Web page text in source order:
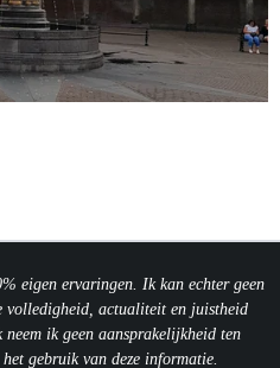
eigen ervaringen. Ik kan echter geen
volledigheid, actualiteit en juistheid
neem ik geen aansprakelijkheid ten
gebruik van deze informatie.